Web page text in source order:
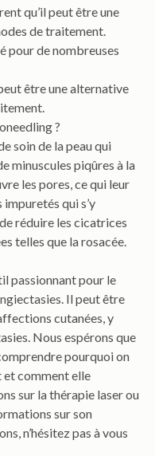
qu’il peut être une
de traitement.
pour de nombreuses
être une alternative
?
soin de la peau qui
minuscules piqûres à la
les pores, ce qui leur
qui s’y
réduire les cicatrices
telles que la rosacée.
passionnant pour le
Il peut être
cutanées, y
Nous espérons que
pourquoi on
comment elle
sur la thérapie laser ou
sur son
n’hésitez pas à vous